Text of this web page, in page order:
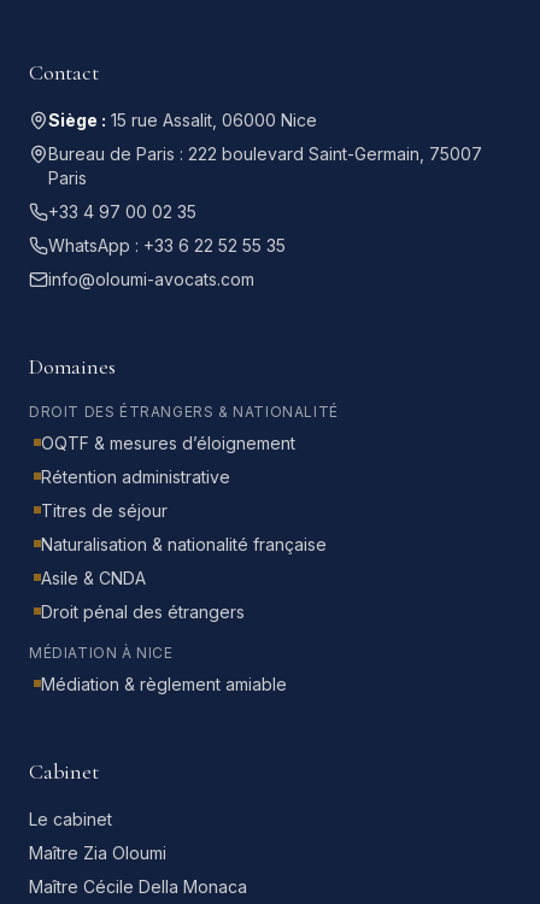
Contact
Siège : 15 rue Assalit, 06000 Nice
Bureau de Paris : 222 boulevard Saint-Germain, 75007
Paris
+33 4 97 00 02 35
WhatsApp : +33 6 22 52 55 35
info@oloumi-avocats.com
Domaines
DROIT DES ÉTRANGERS & NATIONALITÉ
OQTF & mesures d’éloignement
Rétention administrative
Titres de séjour
Naturalisation & nationalité française
Asile & CNDA
Droit pénal des étrangers
MÉDIATION À NICE
Médiation & règlement amiable
Cabinet
Le cabinet
Maître Zia Oloumi
Maître Cécile Della Monaca